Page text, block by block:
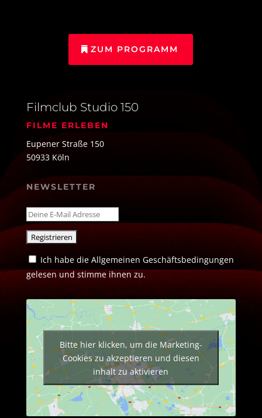
ZUM PROGRAMM
Filmclub Studio 150
FILME ERLEBEN
Eupener Straße 150
50933 Köln
NEWSLETTER
Ich habe die Allgemeinen Geschäftsbedingungen
gelesen und stimme ihnen zu.
Bitte hier klicken, um die Marketing-
Cookies zu akzeptieren und diesen
inhalt zu aktivieren